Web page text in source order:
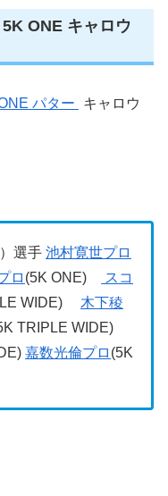
ONE キャロウ
パター
キャロウ
選手 池村寛世プロ
ロ (5K ONE)
スコ
WIDE) 木下稜
TRIPLE WIDE)
嘉数光倫プロ (5K